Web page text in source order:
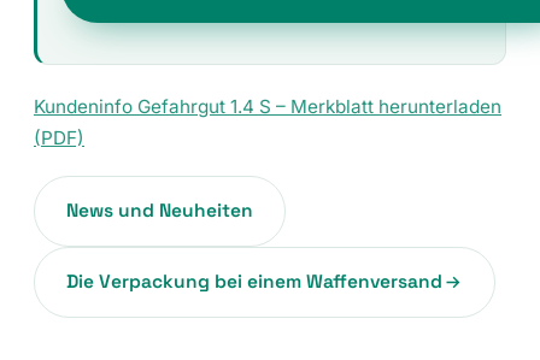
Kundeninfo Gefahrgut 1.4 S – Merkblatt herunterladen
(PDF)
News und Neuheiten
Die Verpackung bei einem Waffenversand